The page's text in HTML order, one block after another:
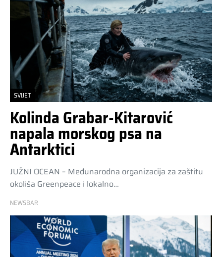
SVIJET
Kolinda Grabar-Kitarović
napala morskog psa na
Antarktici
JUŽNI OCEAN – Međunarodna organizacija za zaštitu
okoliša Greenpeace i lokalno…
NEWSBAR